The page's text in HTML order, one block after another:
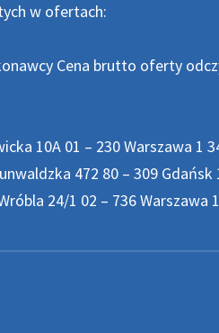
w ofertach:
Cena brutto oferty
10A 01 – 230 Warszawa 1
472 80 – 309
Wróbla 24/1 02 – 736